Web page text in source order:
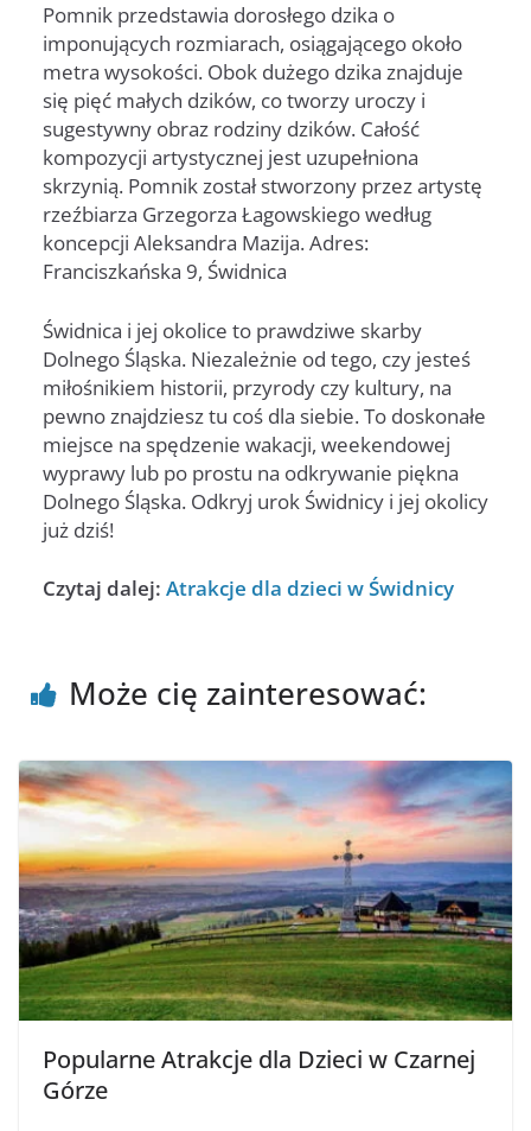
Pomnik przedstawia dorosłego dzika o
imponujących rozmiarach, osiągającego około
metra wysokości. Obok dużego dzika znajduje
się pięć małych dzików, co tworzy uroczy i
sugestywny obraz rodziny dzików. Całość
kompozycji artystycznej jest uzupełniona
skrzynią. Pomnik został stworzony przez artystę
rzeźbiarza Grzegorza Łagowskiego według
koncepcji Aleksandra Mazija. Adres:
Franciszkańska 9, Świdnica
Świdnica i jej okolice to prawdziwe skarby
Dolnego Śląska. Niezależnie od tego, czy jesteś
miłośnikiem historii, przyrody czy kultury, na
pewno znajdziesz tu coś dla siebie. To doskonałe
miejsce na spędzenie wakacji, weekendowej
wyprawy lub po prostu na odkrywanie piękna
Dolnego Śląska. Odkryj urok Świdnicy i jej okolicy
już dziś!
Czytaj dalej: Atrakcje dla dzieci w Świdnicy
Może cię zainteresować:
Popularne Atrakcje dla Dzieci w Czarnej
Górze